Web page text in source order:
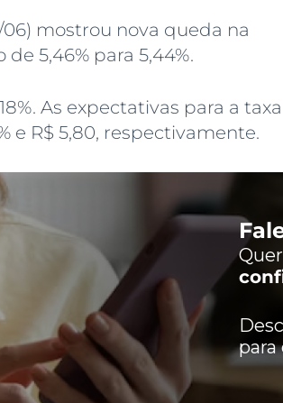
mostrou nova queda na
5,46% para 5,44%.
As expectativas para a taxa
e R$ 5,80, respectivamente.